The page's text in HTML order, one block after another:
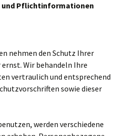
und Pflichtinformationen
nehmen den Schutz Ihrer
Wir behandeln Ihre
vertraulich und entsprechend
sowie dieser
werden verschiedene